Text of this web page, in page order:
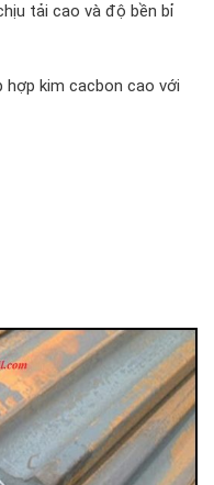
tải cao và độ bền bỉ
kim cacbon cao với